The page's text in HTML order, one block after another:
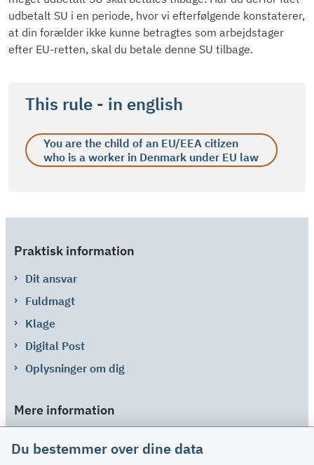
udbetalt SU i en periode, hvor vi efterfølgende konstaterer,
at din forælder ikke kunne betragtes som arbejdstager
efter EU-retten, skal du betale denne SU tilbage.
This rule - in english
You are the child of an EU/EEA citizen
who is a worker in Denmark under EU law
Praktisk information
Dit ansvar
Fuldmagt
Klage
Digital Post
Oplysninger om dig
Mere information
Du bestemmer over dine data